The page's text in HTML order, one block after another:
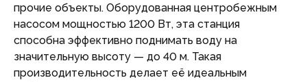
прочие объекты. Оборудованная центробежным
насосом мощностью 1200 Вт, эта станция
способна эффективно поднимать воду на
значительную высоту — до 40 м. Такая
производительность делает её идеальным